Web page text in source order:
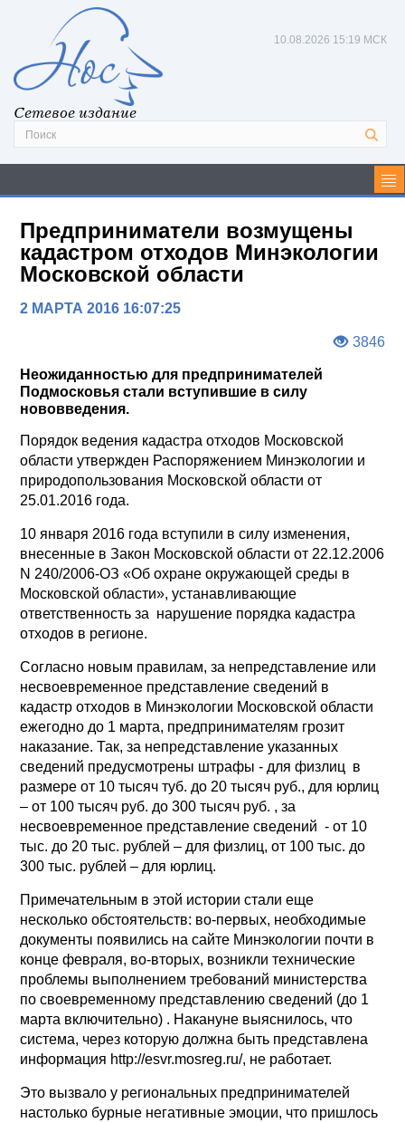
Сетевое издание
10.08.2026 15:19 МСК
Предприниматели возмущены
кадастром отходов Минэкологии
Московской области
2 МАРТА 2016 16:07:25
3846
Неожиданностью для предпринимателей
Подмосковья стали вступившие в силу
нововведения.
Порядок ведения кадастра отходов Московской
области утвержден Распоряжением Минэкологии и
природопользования Московской области от
25.01.2016 года.
10 января 2016 года вступили в силу изменения,
внесенные в Закон Московской области от 22.12.2006
N 240/2006-ОЗ «Об охране окружающей среды в
Московской области», устанавливающие
ответственность за нарушение порядка кадастра
отходов в регионе.
Согласно новым правилам, за непредставление или
несвоевременное представление сведений в
кадастр отходов в Минэкологии Московской области
ежегодно до 1 марта, предпринимателям грозит
наказание. Так, за непредставление указанных
сведений предусмотрены штрафы - для физлиц в
размере от 10 тысяч туб. до 20 тысяч руб., для юрлиц
– от 100 тысяч руб. до 300 тысяч руб. , за
несвоевременное представление сведений - от 10
тыс. до 20 тыс. рублей – для физлиц, от 100 тыс. до
300 тыс. рублей – для юрлиц.
Примечательным в этой истории стали еще
несколько обстоятельств: во-первых, необходимые
документы появились на сайте Минэкологии почти в
конце февраля, во-вторых, возникли технические
проблемы выполнением требований министерства
по своевременному представлению сведений (до 1
марта включительно) . Накануне выяснилось, что
система, через которую должна быть представлена
информация http://esvr.mosreg.ru/, не работает.
Это вызвало у региональных предпринимателей
настолько бурные негативные эмоции, что пришлось